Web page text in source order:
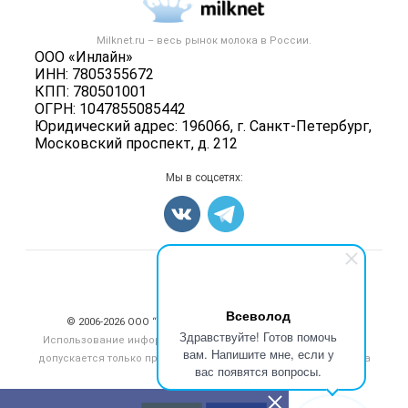
Всеволод
Здравствуйте! Готов помочь
вам. Напишите мне, если у
вас появятся вопросы.
Milknet.ru – весь рынок молока в России.
ООО «Инлайн»
ИНН: 7805355672
КПП: 780501001
ОГРН: 1047855085442
Юридический адрес: 196066, г. Санкт-Петербург,
Московский проспект, д. 212
Контактная информация
Политика обработки персональных данных
Новости рынка
Вторичное сырье
Оборудование
Карта объявлений
Мы в соцсетях:
© 2006‑2026 ООО “Инлайн”. 12+ Все права защищены.
Использование информации, размещенной на данном сайте,
допускается только при размещении активной гиперссылки на
milknet.ru